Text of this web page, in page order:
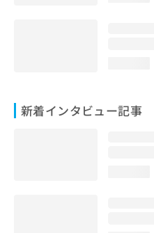
新着インタビュー記事